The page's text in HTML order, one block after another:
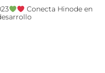
Conecta Hinode en